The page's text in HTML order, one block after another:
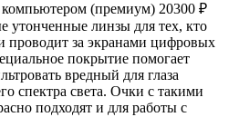
компьютером (премиум) 20300 ₽
утонченные линзы для тех, кто
проводит за экранами цифровых
покрытие помогает
вредный для глаза
спектра света. Очки с такими
подходят и для работы с